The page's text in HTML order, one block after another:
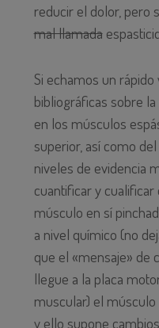
reducir el dolor, pero
mal llamada
Si echamos un
bibliográficas sobre
en los músculos
superior, así como
niveles de evidencia
cuantificar y
músculo en sí
a nivel químico (no
que el «mensaje» de
llegue a la placa
muscular) el
y ello supone